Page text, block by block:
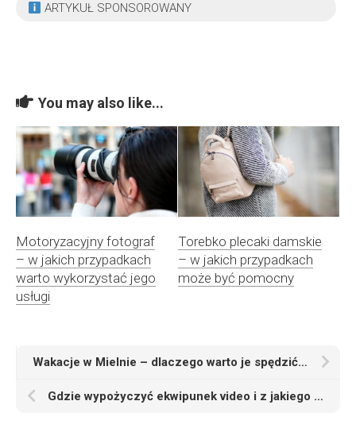
ARTYKUŁ SPONSOROWANY
You may also like...
Motoryzacyjny fotograf
– w jakich przypadkach
warto wykorzystać jego
usługi
Torebko plecaki damskie
– w jakich przypadkach
może być pomocny
Wakacje w Mielnie – dlaczego warto je spędzić w tej miejscowości
Gdzie wypożyczyć ekwipunek video i z jakiego powodu powinieneś przetestować taką ofertę?